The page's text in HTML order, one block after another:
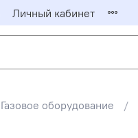
Личный кабинет
Газовое оборудование